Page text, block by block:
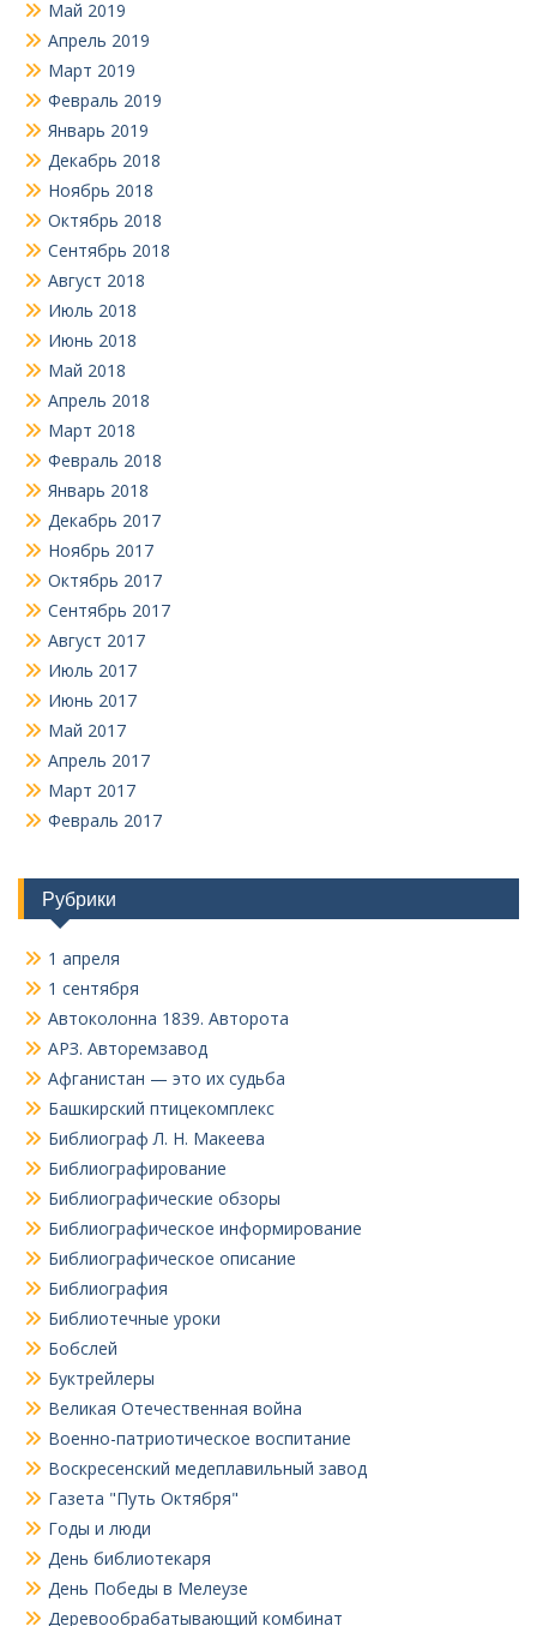
Май 2019
Апрель 2019
Март 2019
Февраль 2019
Январь 2019
Декабрь 2018
Ноябрь 2018
Октябрь 2018
Сентябрь 2018
Август 2018
Июль 2018
Июнь 2018
Май 2018
Апрель 2018
Март 2018
Февраль 2018
Январь 2018
Декабрь 2017
Ноябрь 2017
Октябрь 2017
Сентябрь 2017
Август 2017
Июль 2017
Июнь 2017
Май 2017
Апрель 2017
Март 2017
Февраль 2017
Рубрики
1 апреля
1 сентября
Автоколонна 1839. Авторота
АРЗ. Авторемзавод
Афганистан — это их судьба
Башкирский птицекомплекс
Библиограф Л. Н. Макеева
Библиографирование
Библиографические обзоры
Библиографическое информирование
Библиографическое описание
Библиография
Библиотечные уроки
Бобслей
Буктрейлеры
Великая Отечественная война
Военно-патриотическое воспитание
Воскресенский медеплавильный завод
Газета "Путь Октября"
Годы и люди
День библиотекаря
День Победы в Мелеузе
Деревообрабатывающий комбинат